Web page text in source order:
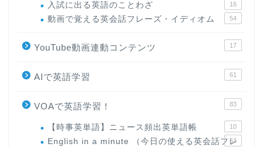
入試に出る英語のことわざ 16
動画で覚える英会話フレーズ・イディオム 54
YouTube動画連動コンテンツ 17
AIで英語学習 61
VOAで英語学習！ 83
【時事英単語】ニュース頻出英単語帳 10
English in a minute （今日の使える英会話フレ
63